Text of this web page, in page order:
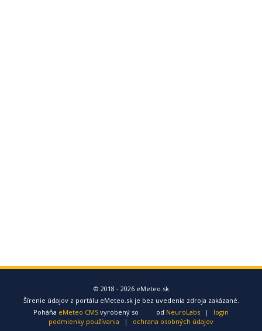
© 2018 - 2026 eMeteo.sk
Šírenie údajov z portálu eMeteo.sk je bez uvedenia zdroja zakázané.
Poháňa eMeteo CMS vyrobený so od NeuroLabs |
login
podmienky používania
| ochrana osobných údajov